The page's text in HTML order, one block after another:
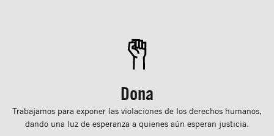
Dona
Trabajamos para exponer las violaciones de los derechos humanos,
dando una luz de esperanza a quienes aún esperan justicia.